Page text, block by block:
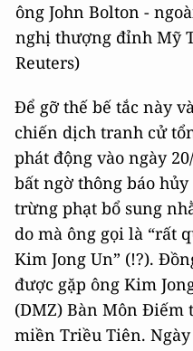
ông John Bolton -
nghị thượng đỉnh Mỹ
Reuters)
Để gỡ thế bế tắc này
chiến dịch tranh cử
phát động vào ngày
bất ngờ thông báo
trừng phạt bổ sung
do mà ông gọi là “rất
Kim Jong Un” (!?).
được gặp ông Kim
(DMZ) Bàn Môn
miền Triều Tiên.